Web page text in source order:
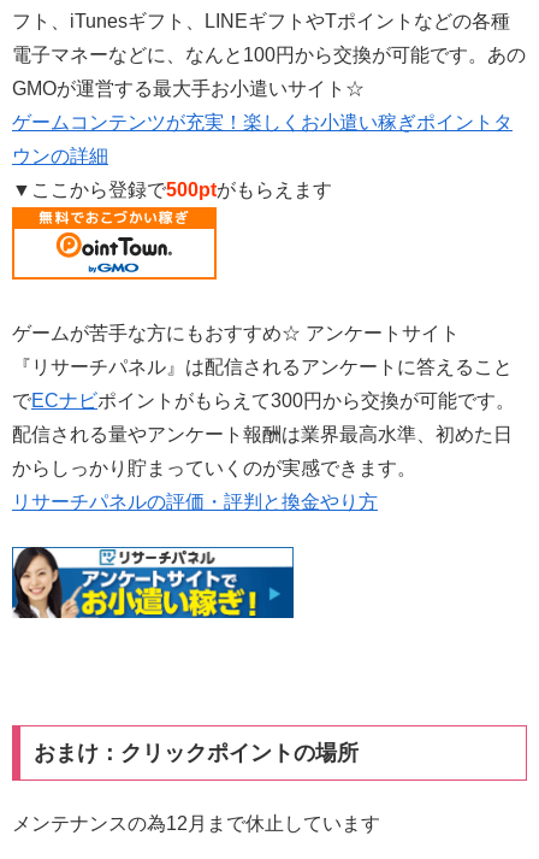
フト、iTunesギフト、LINEギフトやTポイントなどの各種
電子マネーなどに、なんと100円から交換が可能です。あの
GMOが運営する最大手お小遣いサイト☆
ゲームコンテンツが充実！楽しくお小遣い稼ぎポイントタ
ウンの詳細
▼ここから登録で500ptがもらえます
ゲームが苦手な方にもおすすめ☆ アンケートサイト
『リサーチパネル』は配信されるアンケートに答えること
でECナビポイントがもらえて300円から交換が可能です。
配信される量やアンケート報酬は業界最高水準、初めた日
からしっかり貯まっていくのが実感できます。
リサーチパネルの評価・評判と換金やり方
おまけ：クリックポイントの場所
メンテナンスの為12月まで休止しています